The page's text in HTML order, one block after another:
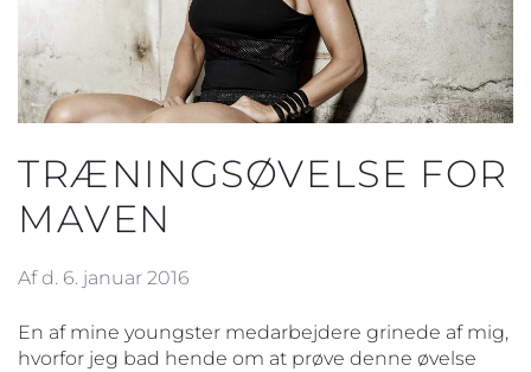
TRÆNINGSØVELSE FOR
MAVEN
Af d. 6. januar 2016
En af mine youngster medarbejdere grinede af mig,
hvorfor jeg bad hende om at prøve denne øvelse